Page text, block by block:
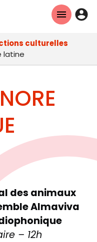
En-
culturelles
latine
des animaux
Almaviva
– 12h